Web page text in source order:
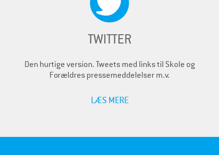
TWITTER
Den hurtige version. Tweets med links til Skole og
Forældres pressemeddelelser m.v.
LÆS MERE